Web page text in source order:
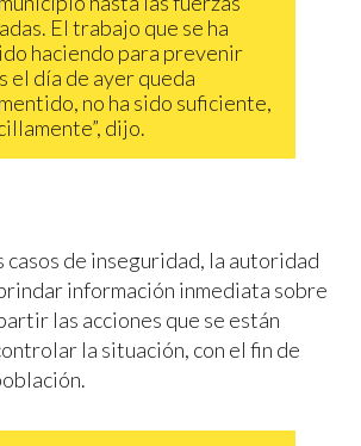
El trabajo que se ha
haciendo para prevenir
el día de ayer queda
no ha sido suficiente,
dijo.
casos de inseguridad, la autoridad
información inmediata sobre
las acciones que se están
la situación, con el fin de